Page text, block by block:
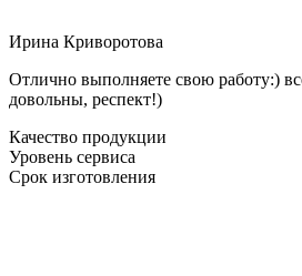
Ирина Криворотова
Отлично выполняете свою работу:)
довольны, респект!)
Качество продукции
Уровень сервиса
Срок изготовления